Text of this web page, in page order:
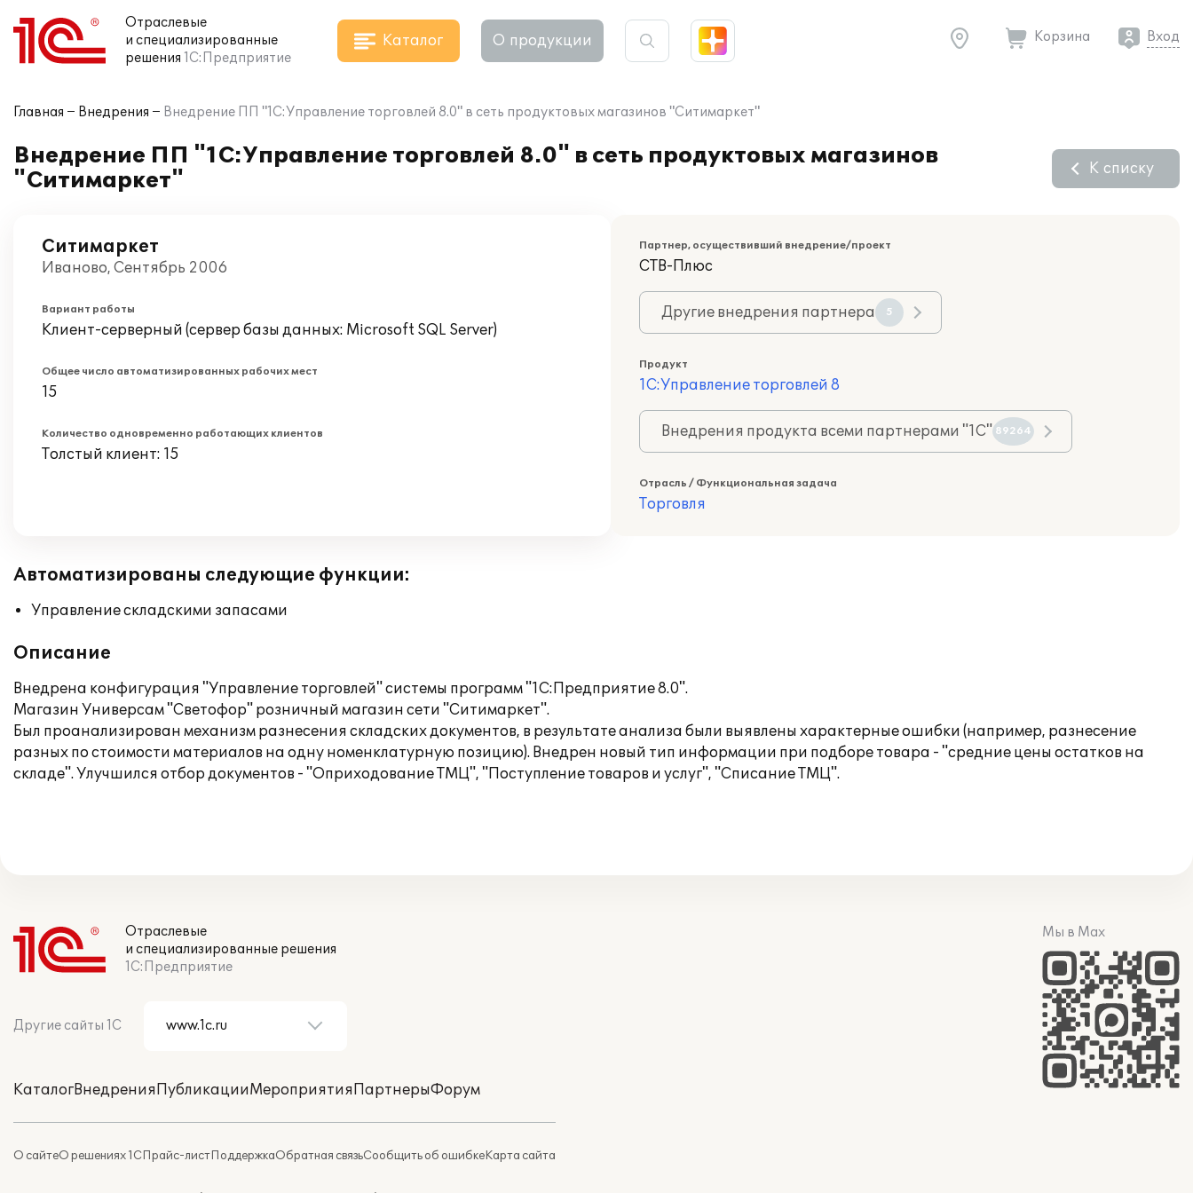
Отраслевые
и специализированные
решения 1С:Предприятие
Каталог О продукции Корзина Вход
Главная Внедрения Внедрение ПП "1С:Управление торговлей 8.0" в сеть продуктовых магазинов "Ситимаркет"
Внедрение ПП "1С:Управление торговлей 8.0" в сеть продуктовых магазинов
"Ситимаркет"
К списку
Ситимаркет
Иваново, Сентябрь 2006
Вариант работы
Клиент-серверный (сервер базы данных: Microsoft SQL Server)
Общее число автоматизированных рабочих мест
15
Количество одновременно работающих клиентов
Толстый клиент: 15
Партнер, осуществивший внедрение/проект
СТВ-Плюс
Другие внедрения партнера 5
Продукт
1С:Управление торговлей 8
Внедрения продукта всеми партнерами "1С" 89264
Отрасль / Функциональная задача
Торговля
Автоматизированы следующие функции:
Управление складскими запасами
Описание
Внедрена конфигурация "Управление торговлей" системы программ "1С:Предприятие 8.0".
Магазин Универсам "Светофор" розничный магазин сети "Ситимаркет".
Был проанализирован механизм разнесения складских документов, в результате анализа были выявлены характерные ошибки (например, разнесение
разных по стоимости материалов на одну номенклатурную позицию). Внедрен новый тип информации при подборе товара - "средние цены остатков на
складе". Улучшился отбор документов - "Оприходование ТМЦ", "Поступление товаров и услуг", "Списание ТМЦ".
Отраслевые
и специализированные решения
1С:Предприятие
Другие сайты 1С
КаталогВнедренияПубликацииМероприятияПартнерыФорум
О сайтеО решениях 1СПрайс-листПоддержкаОбратная связьСообщить об ошибкеКарта сайта
Мы в Max